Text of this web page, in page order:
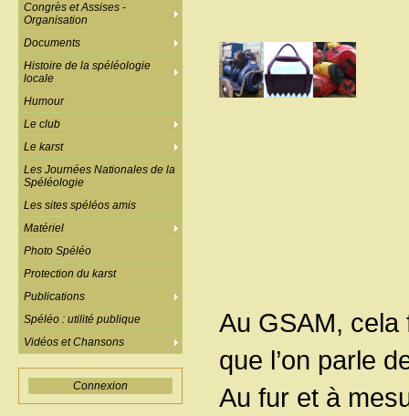
Au GSAM, cela
que l’on parle
Au fur et à
Congrès et Assises -
Organisation
Documents
Histoire de la spéléologie
locale
Humour
Le club
Le karst
Les Journées Nationales de la
Spéléologie
Les sites spéléos amis
Matériel
Photo Spéléo
Protection du karst
Publications
Spéléo : utilité publique
Vidéos et Chansons
Connexion